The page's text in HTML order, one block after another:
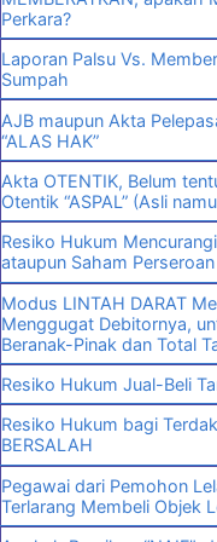
Perkara?
Laporan Palsu Vs.
Sumpah
AJB maupun Akta
“ALAS HAK”
Akta OTENTIK, Belum
Otentik “ASPAL” (Asli
Resiko Hukum
ataupun Saham Perseroan
Modus LINTAH DARAT
Menggugat Debitornya,
Beranak-Pinak dan Total
Resiko Hukum Jual-Beli
Resiko Hukum bagi
BERSALAH
Pegawai dari Pemohon
Terlarang Membeli Objek